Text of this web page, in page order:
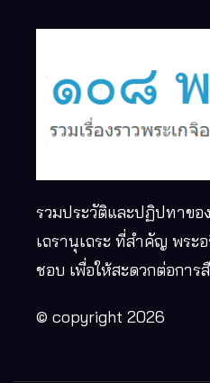
รวมประวัติและปฏิปทาขอ
เถรานุเถระ ที่สำคัญ พระ
ชอบ เพื่อให้สะดวกต่อการ
© copyright 2026